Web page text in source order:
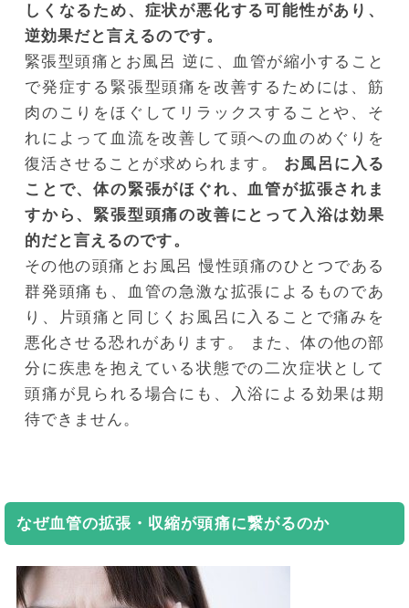
しくなるため、症状が悪化する可能性があり、
逆効果だと言えるのです。
緊張型頭痛とお風呂 逆に、血管が縮小すること
で発症する緊張型頭痛を改善するためには、筋
肉のこりをほぐしてリラックスすることや、そ
れによって血流を改善して頭への血のめぐりを
復活させることが求められます。
お風呂に入る
ことで、体の緊張がほぐれ、血管が拡張されま
すから、緊張型頭痛の改善にとって入浴は効果
的だと言えるのです。
その他の頭痛とお風呂 慢性頭痛のひとつである
群発頭痛も、血管の急激な拡張によるものであ
り、片頭痛と同じくお風呂に入ることで痛みを
悪化させる恐れがあります。
また、体の他の部
分に疾患を抱えている状態での二次症状として
頭痛が見られる場合にも、入浴による効果は期
待できません。
なぜ血管の拡張・収縮が頭痛に繋がるのか